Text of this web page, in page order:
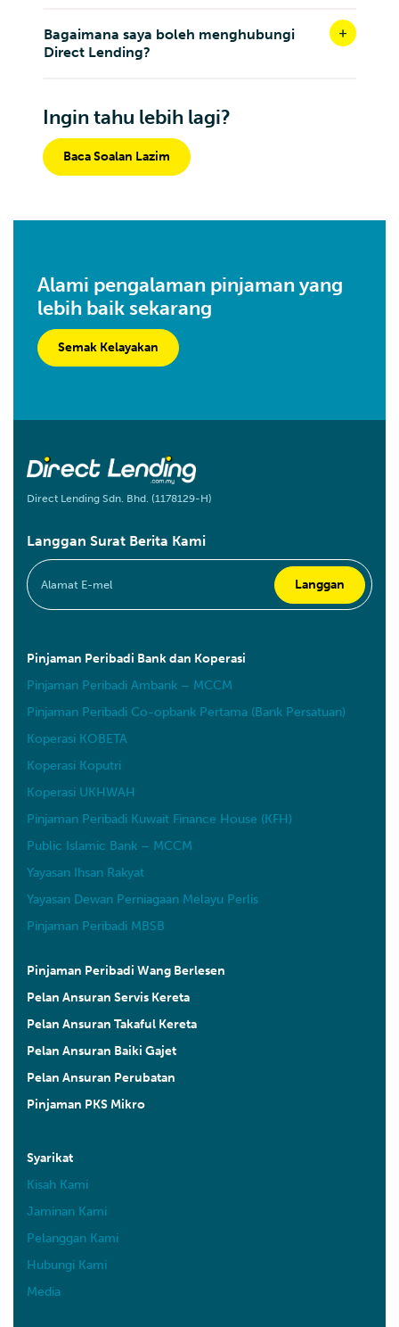
Bagaimana saya boleh menghubungi
Direct Lending?
Ingin tahu lebih lagi?
Baca Soalan Lazim
Alami pengalaman pinjaman yang
lebih baik sekarang
Semak Kelayakan
Direct Lending Sdn. Bhd. (1178129-H)
Langgan Surat Berita Kami
Pinjaman Peribadi Bank dan Koperasi
Pinjaman Peribadi Ambank – MCCM
Pinjaman Peribadi Co-opbank Pertama (Bank Persatuan)
Koperasi KOBETA
Koperasi Koputri
Koperasi UKHWAH
Pinjaman Peribadi Kuwait Finance House (KFH)
Public Islamic Bank – MCCM
Yayasan Ihsan Rakyat
Yayasan Dewan Perniagaan Melayu Perlis
Pinjaman Peribadi MBSB
Syarikat
Kisah Kami
Jaminan Kami
Pelanggan Kami
Hubungi Kami
Media
Pinjaman Peribadi Wang Berlesen
Pelan Ansuran Servis Kereta
Pelan Ansuran Takaful Kereta
Pelan Ansuran Baiki Gajet
Pelan Ansuran Perubatan
Pinjaman PKS Mikro